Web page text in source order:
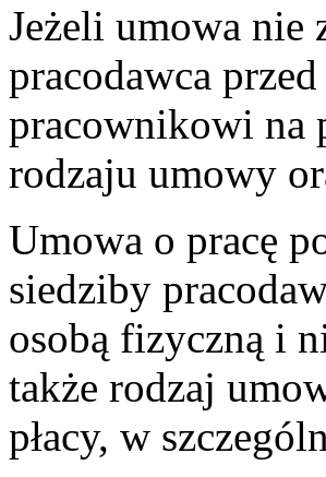
Jeżeli umowa nie
pracodawca
pracownikowi na
rodzaju umowy
Umowa o pracę
siedziby
osobą fizyczną i
także rodzaj
płacy, w